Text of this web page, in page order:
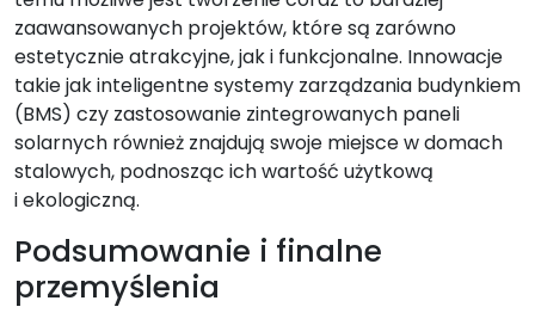
zaawansowanych projektów, które są zarówno
estetycznie atrakcyjne, jak i funkcjonalne. Innowacje
takie jak inteligentne systemy zarządzania budynkiem
(BMS) czy zastosowanie zintegrowanych paneli
solarnych również znajdują swoje miejsce w domach
stalowych, podnosząc ich wartość użytkową
i ekologiczną.
Podsumowanie i finalne
przemyślenia